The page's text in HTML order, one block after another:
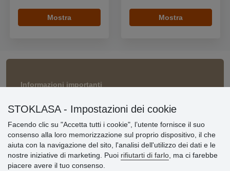
Mostra Mostra
Informazioni importanti
» Termini & Condizioni
» Informativa sulla Privacy
» Consegna e pagamento
» Garanzia e resi
» Programma fedeltà
STOKLASA - Impostazioni dei cookie
Facendo clic su "Accetta tutti i cookie", l’utente fornisce il suo
consenso alla loro memorizzazione sul proprio dispositivo, il che
aiuta con la navigazione del sito, l'analisi dell'utilizzo dei dati e le
nostre iniziative di marketing. Puoi rifiutarti di farlo , ma ci farebbe
piacere avere il tuo consenso.